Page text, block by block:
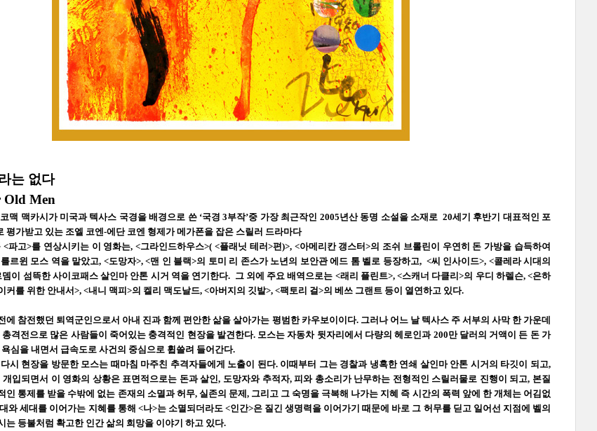
는 없다
Men
맥 맥카시가 미국과 텍사스 국경을 배경으로 쓴 ‘국경 3부작’중 가장 최근작인 2005년산 동명 소설을 소재로 20세기 후반기 대표적인 포
평가받고 있는 조엘 코엔-에단 코엔 형제가 메가폰을 잡은 스릴러 드라마다
파고>를 연상시키는 이 영화는, <그라인드하우스>( <플래닛 테러>편)>, <아메리칸 갱스터>의 조쉬 브롤린이 우연히 돈 가방을 습득하여
르윈 모스 역을 맡았고, <도망자>, <맨 인 블랙>의 토미 리 존스가 노년의 보안관 에드 톰 벨로 등장하고, <씨 인사이드>, <콜레라 시대의
이 섬뜩한 사이코패스 살인마 안톤 시거 역을 연기한다. 그 외에 주요 배역으로는 <래리 플린트>, <스캐너 다클리>의 우디 하렐슨, <은하
커를 위한 안내서>, <내니 맥피>의 켈리 맥도날드, <아버지의 깃발>, <팩토리 걸>의 베쓰 그랜트 등이 열연하고 있다.
에 참전했던 퇴역군인으로서 아내 진과 함께 편안한 삶을 살아가는 평범한 카우보이이다. 그러나 어느 날 텍사스 주 서부의 사막 한 가운데
격전으로 많은 사람들이 죽어있는 충격적인 현장을 발견한다. 모스는 자동차 뒷자리에서 다량의 헤로인과 200만 달러의 거액이 든 돈 가
심을 내면서 급속도로 사건의 중심으로 휩쓸려 들어간다.
시 현장을 방문한 모스는 때마침 마주친 추격자들에게 노출이 된다. 이때부터 그는 경찰과 냉혹한 연쇄 살인마 안톤 시거의 타깃이 되고,
입되면서 이 영화의 상황은 표면적으로는 돈과 살인, 도망자와 추적자, 피와 총소리가 난무하는 전형적인 스릴러물로 진행이 되고, 본질
인 통제를 받을 수밖에 없는 존재의 소멸과 허무, 실존의 문제, 그리고 그 숙명을 극복해 나가는 지혜 즉 시간의 폭력 앞에 한 개체는 어김없
와 세대를 이어가는 지혜를 통해 <나>는 소멸되더라도 <인간>은 질긴 생명력을 이어가기 때문에 바로 그 허무를 딛고 일어선 지점에 벨의
는 등불처럼 확고한 인간 삶의 희망을 이야기 하고 있다.